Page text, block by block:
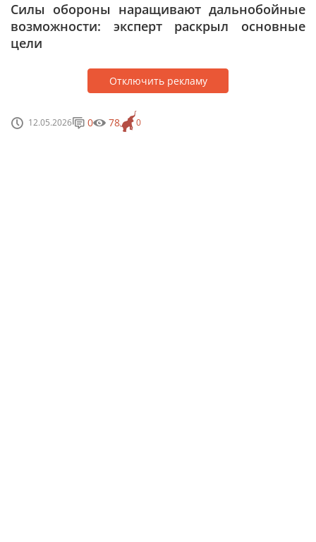
Силы обороны наращивают дальнобойные
возможности: эксперт раскрыл основные
цели
Отключить рекламу
12.05.2026 0
0 78